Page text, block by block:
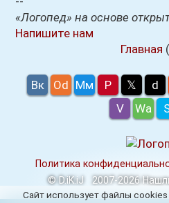
«Логопед» на основе
Напишите нам
Главная (
Вк Оd Мм P 𝕏 d
V
Wa
Политика
Сайт использует файлы cookies
© D.iK.iJ 2007-2026